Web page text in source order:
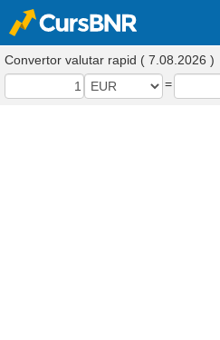
Convertor valutar rapid ( 7.08.2026 )
=